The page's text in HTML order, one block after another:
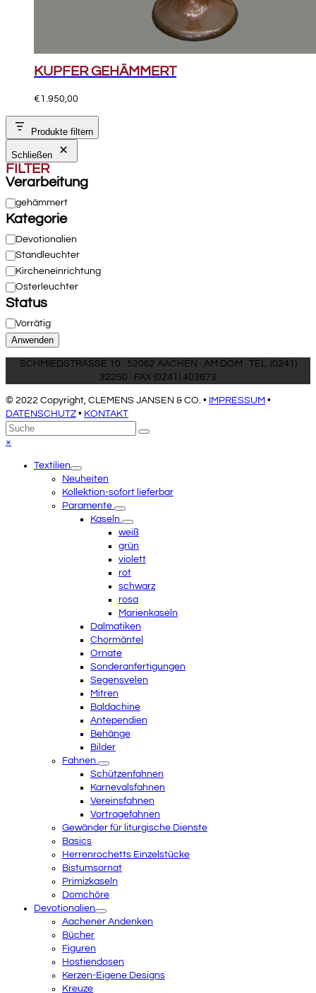
KUPFER GEHÄMMERT
€1.950,00
Produkte filtern
Schließen
FILTER
Verarbeitung
Verarbeitung
gehämmert
Kategorie
Kategorie
Devotionalien
Standleuchter
Kircheneinrichtung
Osterleuchter
Status
Verfügbarkeit
Vorrätig
Anwenden
SCHMIEDSTRASSE 10 · 52062 AACHEN · AM DOM · TEL. (0241)
32250 · FAX (0241) 403673
© 2022 Copyright, CLEMENS JANSEN & CO. • IMPRESSUM •
DATENSCHUTZ • KONTAKT
An
den
scrollen
Suche
Senden
×
menuTextilien
Neuheiten
Kollektion-sofort lieferbar
Paramente
Kaseln
weiß
grün
violett
rot
schwarz
rosa
Marienkaseln
Dalmatiken
Chormäntel
Ornate
Sonderanfertigungen
Segensvelen
Mitren
Baldachine
Antependien
Behänge
Bilder
Fahnen
Schützenfahnen
Karnevalsfahnen
Vereinsfahnen
Vortragefahnen
Gewänder für liturgische Dienste
Basics
Herrenrochetts Einzelstücke
Bistumsornat
Primizkaseln
Domchöre
Devotionalien
Aachener Andenken
Bücher
Figuren
Hostiendosen
Kerzen-Eigene Designs
Kreuze